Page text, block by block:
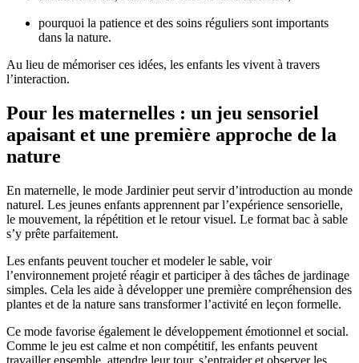
pourquoi la patience et des soins réguliers sont importants
dans la nature.
Au lieu de mémoriser ces idées, les enfants les vivent à travers
l’interaction.
Pour les maternelles : un jeu sensoriel
apaisant et une première approche de la
nature
En maternelle, le mode Jardinier peut servir d’introduction au monde
naturel. Les jeunes enfants apprennent par l’expérience sensorielle,
le mouvement, la répétition et le retour visuel. Le format bac à sable
s’y prête parfaitement.
Les enfants peuvent toucher et modeler le sable, voir
l’environnement projeté réagir et participer à des tâches de jardinage
simples. Cela les aide à développer une première compréhension des
plantes et de la nature sans transformer l’activité en leçon formelle.
Ce mode favorise également le développement émotionnel et social.
Comme le jeu est calme et non compétitif, les enfants peuvent
travailler ensemble, attendre leur tour, s’entraider et observer les